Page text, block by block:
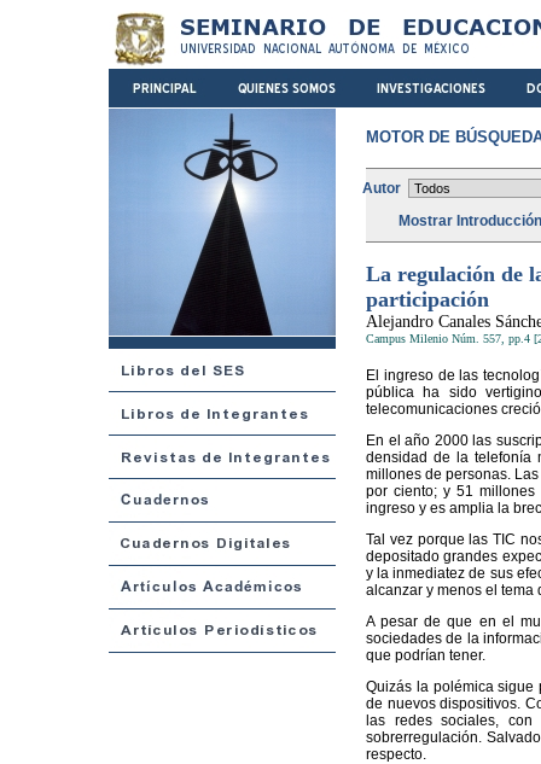
MOTOR DE
Autor
Mostrar
La regulación de
participación
Alejandro Canales
Campus Milenio Núm. 557, pp.4
El ingreso de las
pública ha sido
telecomunicaciones
En el año 2000 las
densidad de la telefonía
millones de personas.
por ciento; y 51 millones
ingreso y es amplia la
Tal vez porque las TIC
depositado grandes
y la inmediatez de sus
alcanzar y menos el tema
A pesar de que en el
sociedades de la
que podrían tener.
Quizás la polémica
de nuevos dispositivos.
las redes sociales,
sobrerregulación.
respecto.